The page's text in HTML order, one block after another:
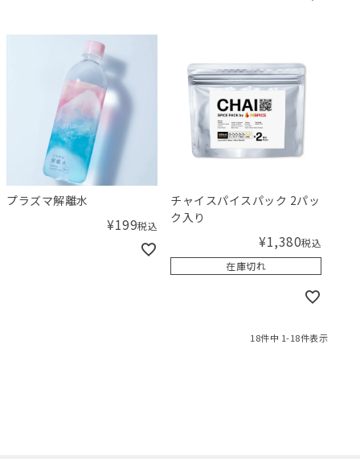
プラズマ解離水
¥199税込
チャイスパイスパック 2パッ
ク入り
¥1,380税込
在庫切れ
18件中 1-18件表示